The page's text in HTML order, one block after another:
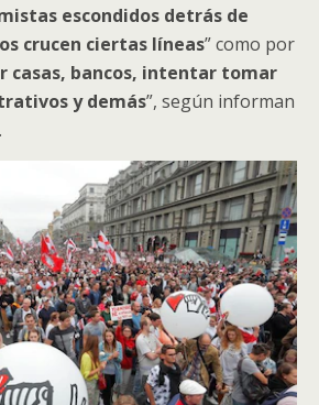
escondidos detrás de
crucen ciertas líneas” como por
casas, bancos, intentar tomar
y demás”, según informan